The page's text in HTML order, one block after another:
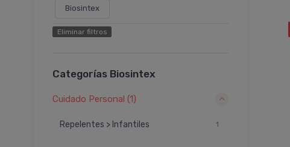
Biosintex
Eliminar filtros
Categorías Biosintex
Cuidado Personal (1)
Repelentes > Infantiles 1